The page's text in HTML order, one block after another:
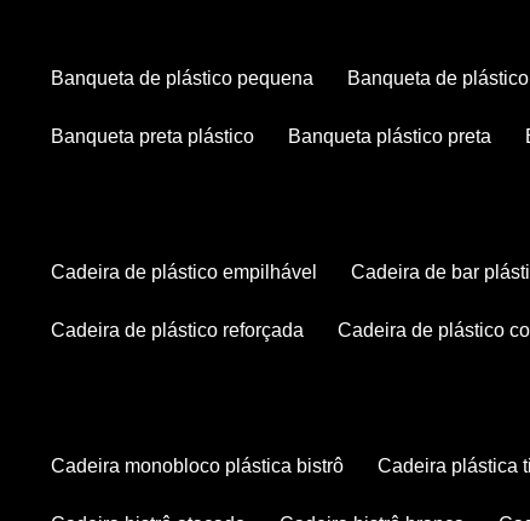
banqueta de plástico pequena banqueta de
banqueta preta plástico banqueta plástico preta
cadeira de plástico empilhável cadeira de bar
cadeira de plástico reforçada cadeira de plástico
cadeira monobloco plástica bistrô cadeira plástica